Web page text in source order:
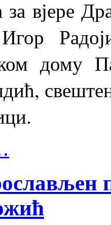
за вјере
дому